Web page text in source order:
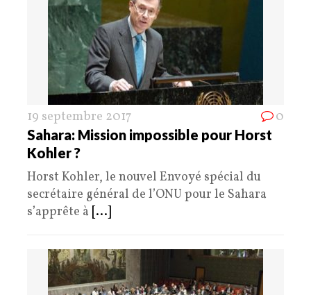
19 septembre 2017 0
Sahara: Mission impossible pour Horst
Kohler ?
Horst Kohler, le nouvel Envoyé spécial du
secrétaire général de l’ONU pour le Sahara
s’apprête à [...]